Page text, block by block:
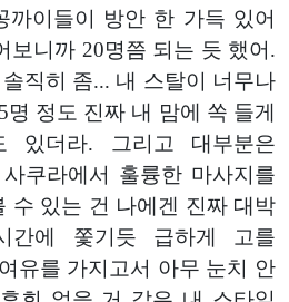
까이들이 방안 한 가득 있어
보니까 20명쯤 되는 듯 했어.
직히 좀... 내 스탈이 너무나
명 정도 진짜 내 맘에 쏙 들게
있더라. 그리고 대부분은
쿠라에서 훌륭한 마사지를
수 있는 건 나에겐 진짜 대박
간에 쫓기듯 급하게 고를
유를 가지고서 아무 눈치 안